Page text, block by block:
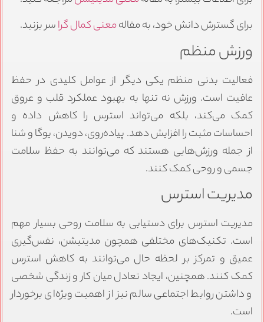
برای گسترش دانش خود، به مقالهمعنی کمال گراسر بزنید.
ورزش منظم
فعالیت بدنی منظم یکی دیگر از عوامل کلیدی در حفظ
عافیت است. ورزش نه تنها به بهبود عملکرد قلب و عروق
کمک می‌کند، بلکه می‌تواند استرس را کاهش داده و
احساسات مثبت را افزایش دهد. پیاده‌روی، دویدن، یوگا و شنا
از جمله ورزش‌هایی هستند که می‌توانند به حفظ سلامت
جسمی و روحی کمک کنند.
مدیریت استرس
مدیریت استرس برای دستیابی به سلامت روحی بسیار مهم
است. تکنیک‌های مختلفی همچون مدیتیشن، نفس‌گیری
عمیق و تمرکز بر لحظه حال می‌توانند به کاهش استرس
کمک کنند. همچنین، ایجاد تعادل میان کار و زندگی شخصی
و داشتن روابط اجتماعی سالم نیز از اهمیت ویژه‌ای برخوردار
است.